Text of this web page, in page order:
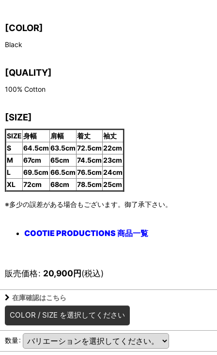
[COLOR]
Black
[QUALITY]
100% Cotton
[SIZE]
SIZE 身幅 肩幅 着丈
袖丈
S
64.5cm 63.5cm 72.5cm 22cm
M
67cm 65cm 74.5cm 23cm
L
69.5cm 66.5cm 76.5cm 24cm
XL
72cm 68cm 78.5cm 25cm
※多少の誤差がある場合もございます。御了承下さい。
COOTIE PRODUCTIONS 商品一覧
販売価格: 20,900円(税込)
在庫確認はこちら
COLOR / SIZE を選択してください
数量: